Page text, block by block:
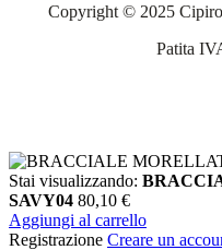
Copyright © 2025
Patita
Stai visualizzando:
SAVY04 80,10 €
Aggiungi al carrello
Registrazione Creare un